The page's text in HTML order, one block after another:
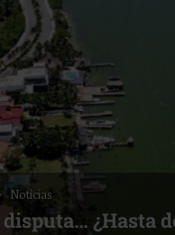
Noticias
¿Hasta